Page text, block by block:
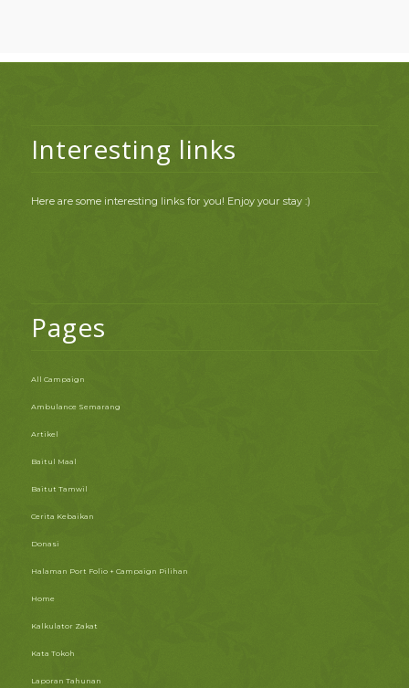
Interesting links
Here are some interesting links for you! Enjoy your stay :)
Pages
All Campaign
Ambulance Semarang
Artikel
Baitul Maal
Baitut Tamwil
Cerita Kebaikan
Donasi
Halaman Port Folio + Campaign Pilihan
Home
Kalkulator Zakat
Kata Tokoh
Laporan Tahunan